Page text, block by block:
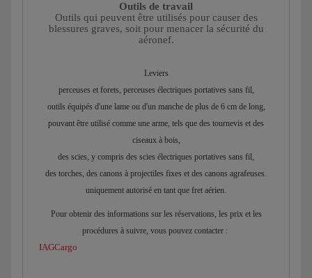
Outils de travail
Outils qui peuvent être utilisés pour causer des
blessures graves, soit pour menacer la sécurité du
aéronef.
Leviers
perceuses et forets, perceuses électriques portatives sans fil,
outils équipés d'une lame ou d'un manche de plus de 6 cm de long,
pouvant être utilisé comme une arme, tels que des tournevis et des
ciseaux à bois,
des scies, y compris des scies électriques portatives sans fil,
des torches, des canons à projectiles fixes et des canons agrafeuses.
uniquement autorisé en tant que fret aérien.
Pour obtenir des informations sur les réservations, les prix et les
procédures à suivre, vous pouvez contacter :
IAGCargo